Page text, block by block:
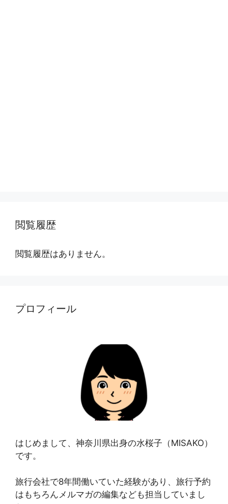
閲覧履歴
閲覧履歴はありません。
プロフィール
はじめまして、神奈川県出身の水桜子（MISAKO）
です。
旅行会社で8年間働いていた経験があり、旅行予約
はもちろんメルマガの編集なども担当していまし